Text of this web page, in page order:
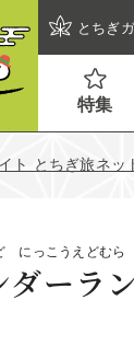
とちぎ
特集
ト とちぎ旅ネッ
にっこうえどむら
ダーラ